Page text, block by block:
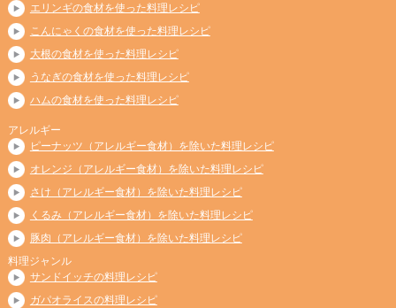
エリンギの食材を使った料理レシピ
こんにゃくの食材を使った料理レシピ
大根の食材を使った料理レシピ
うなぎの食材を使った料理レシピ
ハムの食材を使った料理レシピ
アレルギー
ピーナッツ（アレルギー食材）を除いた料理レシピ
オレンジ（アレルギー食材）を除いた料理レシピ
さけ（アレルギー食材）を除いた料理レシピ
くるみ（アレルギー食材）を除いた料理レシピ
豚肉（アレルギー食材）を除いた料理レシピ
料理ジャンル
サンドイッチの料理レシピ
ガパオライスの料理レシピ